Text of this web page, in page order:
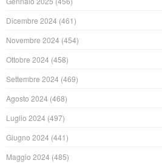
Dicembre 2024 (461)
Novembre 2024 (454)
Ottobre 2024 (458)
Settembre 2024 (469)
Agosto 2024 (468)
Luglio 2024 (497)
Giugno 2024 (441)
Maggio 2024 (485)